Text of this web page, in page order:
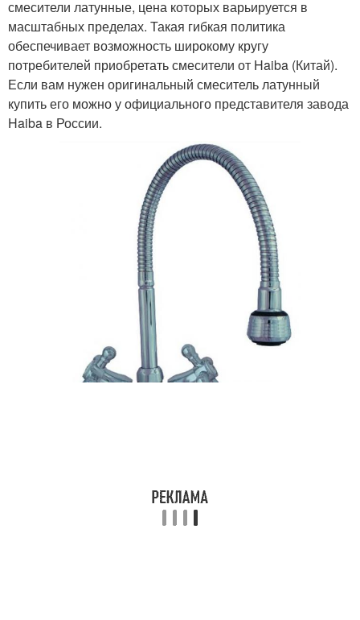
смесители латунные, цена которых варьируется в
масштабных пределах. Такая гибкая политика
обеспечивает возможность широкому кругу
потребителей приобретать смесители от Haiba (Китай).
Если вам нужен оригинальный смеситель латунный
купить его можно у официального представителя завода
Haiba в России.